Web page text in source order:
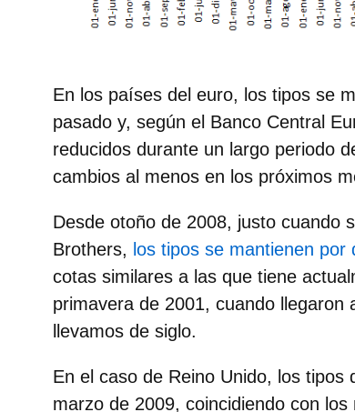
En los países del euro, los tipos se
pasado y, según el Banco Central
reducidos durante un largo periodo
cambios al menos en los próximos
Desde otoño de 2008, justo cuando
Brothers, los tipos se mantienen por
cotas similares a las que tiene
primavera de 2001, cuando llegaron
llevamos de siglo.
En el caso de Reino Unido, los tipos
marzo de 2009, coincidiendo con